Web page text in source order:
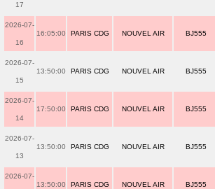
17
2026-07-
16
16:05:00 PARIS CDG NOUVEL AIR BJ555
2026-07-
15
13:50:00 PARIS CDG NOUVEL AIR BJ555
2026-07-
14
17:50:00 PARIS CDG NOUVEL AIR BJ555
2026-07-
13
13:50:00 PARIS CDG NOUVEL AIR BJ555
2026-07-
13:50:00 PARIS CDG NOUVEL AIR BJ555